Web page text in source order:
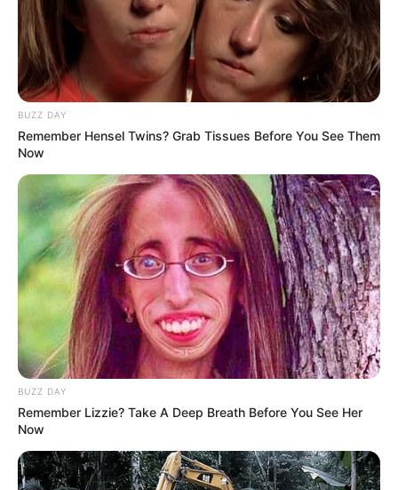
Serem! 9 Chat Ojek Online &
Pelanggan Ini Bikin Auto
Merinding
Bikin Ngakak, 10 Potret
Cosplay Murah Pakai Bahan
Seadanya
BUZZ DAY
Remember Hensel Twins? Grab Tissues Before You See Them
Now
BUZZ DAY
Remember Lizzie? Take A Deep Breath Before You See Her
Now